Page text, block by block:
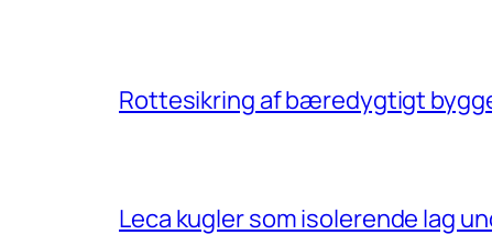
Rottesikring af bæredygtigt
Leca kugler som isolerende lag